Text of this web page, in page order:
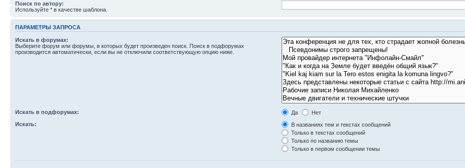
Поиск по автору:
Используйте * в качестве шаблона.
ПАРАМЕТРЫ ЗАПРОСА
Искать в форумах:
Выберите форум или форумы, в которых будет произведен поиск. Поиск в подфорумах
производится автоматически, если вы не отключили соответствующую опцию ниже.
Искать в подфорумах: Да
Нет
Искать:
В названиях тем и текстах сообщений
Только в текстах сообщений
Только по названию темы
Только в первом сообщении темы